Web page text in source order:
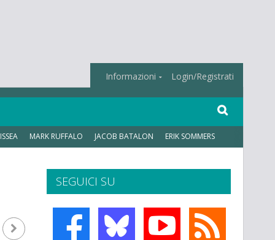
Informazioni Login/Registrati
MARK RUFFALO JACOB BATALON ERIK SOMMERS
SEGUICI SU